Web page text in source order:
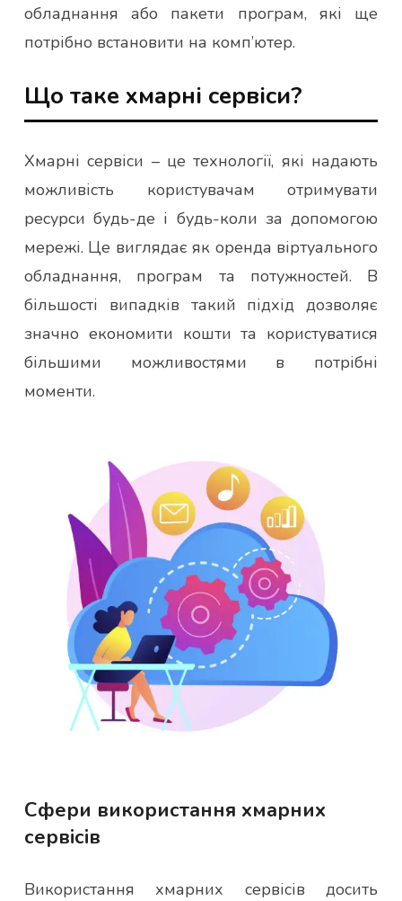
обладнання або пакети програм, які ще
потрібно встановити на комп’ютер.
Що таке хмарні сервіси?
Хмарні сервіси – це технології, які надають
можливість користувачам отримувати
ресурси будь-де і будь-коли за допомогою
мережі. Це виглядає як оренда віртуального
обладнання, програм та потужностей. В
більшості випадків такий підхід дозволяє
значно економити кошти та користуватися
більшими можливостями в потрібні
моменти.
Сфери використання хмарних
сервісів
Використання хмарних сервісів досить